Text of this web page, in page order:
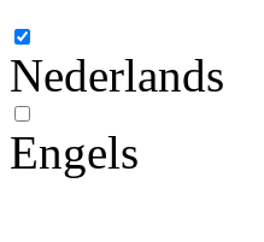
Nederlands
Engels